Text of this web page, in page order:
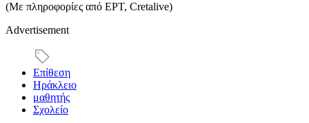
(Με πληροφορίες από ΕΡΤ, Cretalive)
Advertisement
Επίθεση
Ηράκλειο
μαθητής
Σχολείο